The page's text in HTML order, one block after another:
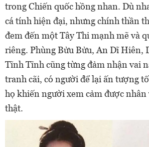
trong Chiến quốc hồng nhan. Dù
cá tính hiện đại, nhưng chính thần
đem đến một Tây Thi mạnh mẽ và
riêng. Phùng Bửu Bửu, An Dĩ Hiên,
Tĩnh Tĩnh cũng từng đảm nhận vai
tranh cãi, có người để lại ấn tượng
họ khiến người xem cảm được nhân
thật.